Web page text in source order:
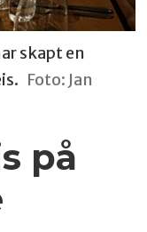
skapt en
Foto: Jan
på